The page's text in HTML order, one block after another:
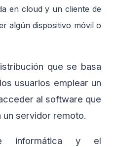
en cloud y un cliente de
algún dispositivo móvil o
que se basa
usuarios emplear un
al software que
servidor remoto.
informática y el